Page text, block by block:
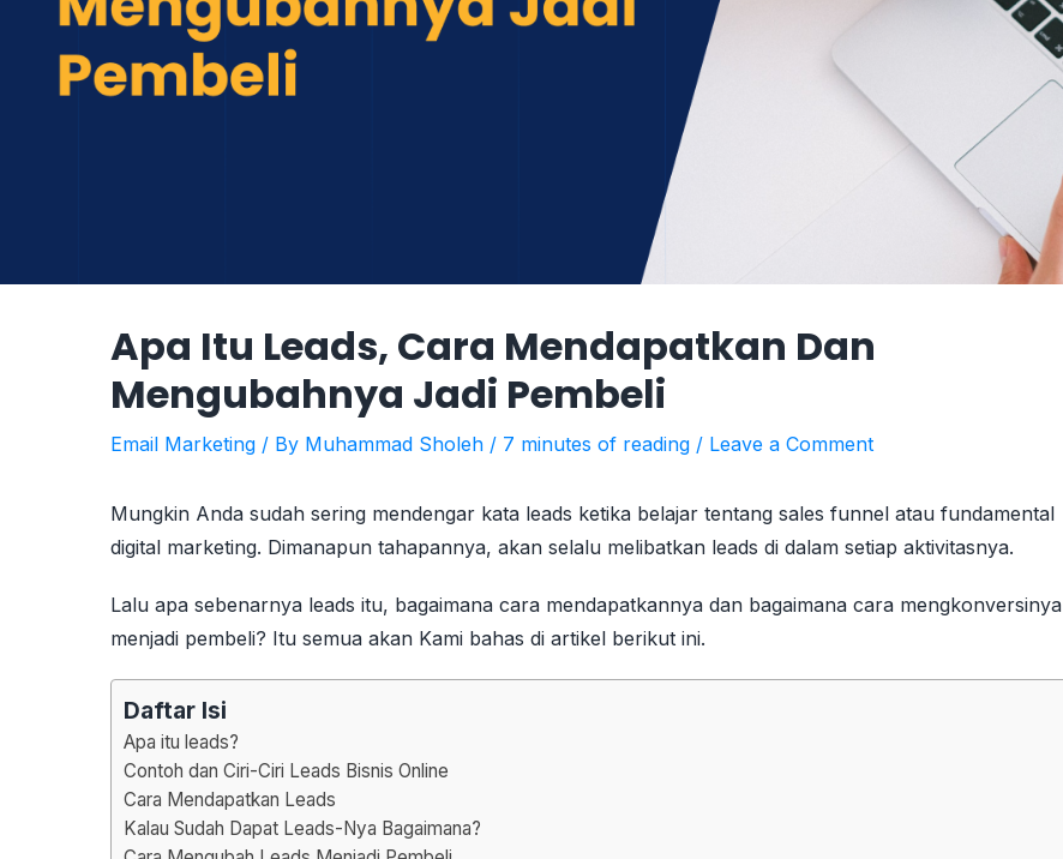
Apa Itu Leads, Cara Mendapatkan Dan
Mengubahnya Jadi Pembeli
Email Marketing / By Muhammad Sholeh / 7 minutes of reading / Leave a Comment
Mungkin Anda sudah sering mendengar kata leads ketika belajar tentang sales funnel atau fundamental
digital marketing. Dimanapun tahapannya, akan selalu melibatkan leads di dalam setiap aktivitasnya.
Lalu apa sebenarnya leads itu, bagaimana cara mendapatkannya dan bagaimana cara mengkonversinya
menjadi pembeli? Itu semua akan Kami bahas di artikel berikut ini.
Daftar Isi
Apa itu leads?
Contoh dan Ciri-Ciri Leads Bisnis Online
Cara Mendapatkan Leads
Kalau Sudah Dapat Leads-Nya Bagaimana?